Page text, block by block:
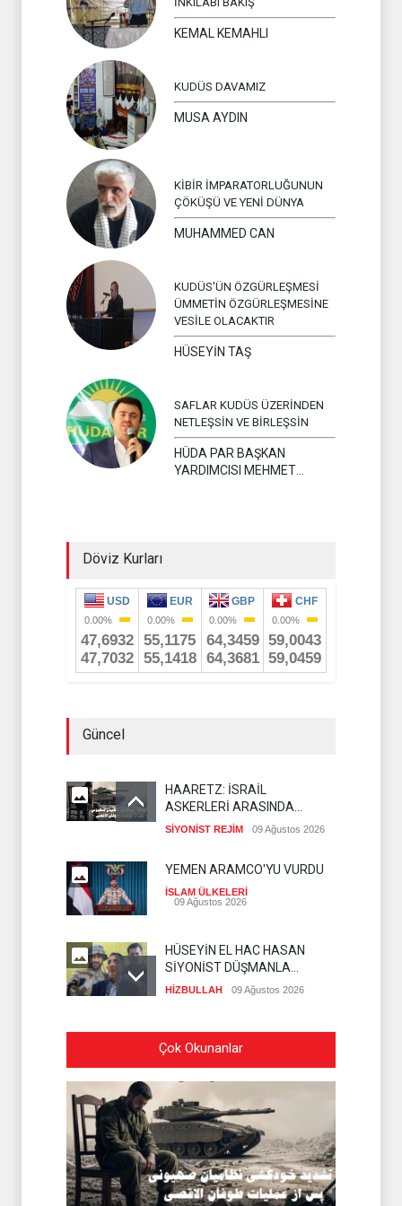
KEMAL KEMAHLI
KUDÜS DAVAMIZ
MUSA AYDIN
KİBİR İMPARATORLUĞUNUN
ÇÖKÜŞÜ VE YENİ DÜNYA
MUHAMMED CAN
KUDÜS'ÜN ÖZGÜRLEŞMESİ
ÜMMETİN ÖZGÜRLEŞMESİNE
VESİLE OLACAKTIR
HÜSEYİN TAŞ
SAFLAR KUDÜS ÜZERİNDEN
NETLEŞSİN VE BİRLEŞSİN
HÜDA PAR BAŞKAN
YARDIMCISI MEHMET
Döviz Kurları
Güncel
HAARETZ: İSRAİL
ASKERLERİ ARASINDA
İNTİHAR ORANI ARTIYOR
SİYONİST REJİM 09 Ağustos 2026
YEMEN ARAMCO'YU VURDU
İSLAM ÜLKELERİ
09 Ağustos 2026
HÜSEYİN EL HAC HASAN
SİYONİST DÜŞMANLA
YAPILAN MÜZAKERELERİ
HİZBULLAH 09 Ağustos 2026
SİYONİST İSRAİL
ASKERLERİ KUNEYTRA'YA
BASKIN DÜZENLEDİ
İSLAM ÜLKELERİ
09 Ağustos 2026
SADULLAH ZAREİ MEKKE
ANLAŞMASINI
DEĞERLENDİRDİ
İSLAM ÜLKELERİ
08 Ağustos 2026
Çok Okunanlar